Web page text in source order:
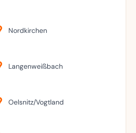
Nordkirchen
Langenweißbach
Oelsnitz/Vogtland